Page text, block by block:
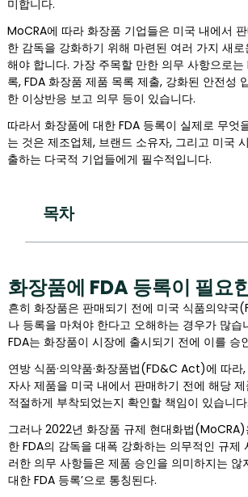
미합니다.
MoCRA에 따라 화장품 기업들은 미국 내에서
한 감독을 강화하기 위해 마련된 여러 가지 새
해야 합니다. 가장 주목할 만한 의무 사항으로는
록, FDA 화장품 제품 목록 제출, 강화된 안전성
한 이상반응 보고 의무 등이 있습니다.
따라서 화장품에 대한 FDA 등록이 실제로 무엇
는 것은 제조업체, 브랜드 소유자, 그리고 미국
출하는 다국적 기업들에게 필수적입니다.
목차
화장품에 FDA 등록이 필요
흔히 화장품은 판매되기 전에 미국 식품의약국
나 등록을 마쳐야 한다고 오해하는 경우가 많습
FDA는 화장품이 시장에 출시되기 전에 이를 승
연방 식품·의약품·화장품법(FD&C Act)에 따라
자사 제품을 미국 내에서 판매하기 전에 해당
적절하게 부착되었는지 확인할 책임이 있습니다.
그러나 2022년 화장품 규제 현대화법
한 FDA의 감독을 대폭 강화하는 의무적인 규제
러한 의무 사항들은 제품 승인을 의미하지는 않
대한 FDA 등록’으로 통칭된다.